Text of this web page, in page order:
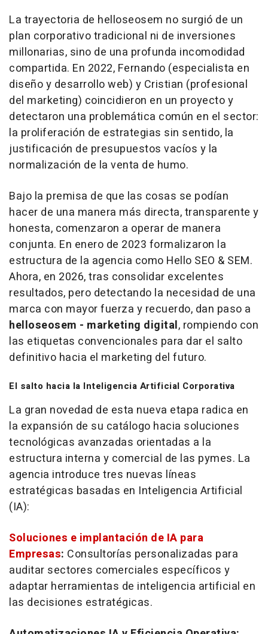
La trayectoria de helloseosem no surgió de un
plan corporativo tradicional ni de inversiones
millonarias, sino de una profunda incomodidad
compartida. En 2022, Fernando (especialista en
diseño y desarrollo web) y Cristian (profesional
del marketing) coincidieron en un proyecto y
detectaron una problemática común en el sector:
la proliferación de estrategias sin sentido, la
justificación de presupuestos vacíos y la
normalización de la venta de humo.
Bajo la premisa de que las cosas se podían
hacer de una manera más directa, transparente y
honesta, comenzaron a operar de manera
conjunta. En enero de 2023 formalizaron la
estructura de la agencia como Hello SEO & SEM.
Ahora, en 2026, tras consolidar excelentes
resultados, pero detectando la necesidad de una
marca con mayor fuerza y recuerdo, dan paso a
helloseosem - marketing digital, rompiendo con
las etiquetas convencionales para dar el salto
definitivo hacia el marketing del futuro.
El salto hacia la Inteligencia Artificial Corporativa
La gran novedad de esta nueva etapa radica en
la expansión de su catálogo hacia soluciones
tecnológicas avanzadas orientadas a la
estructura interna y comercial de las pymes. La
agencia introduce tres nuevas líneas
estratégicas basadas en Inteligencia Artificial
(IA):
Soluciones e implantación de IA para
Empresas: Consultorías personalizadas para
auditar sectores comerciales específicos y
adaptar herramientas de inteligencia artificial en
las decisiones estratégicas.